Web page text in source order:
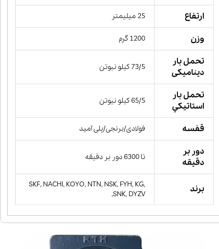
ارتفاع 25 میلیمتر
وزن 1200 گرم
تحمل بار
دینامیکی
73/5 کیلو نیوتن
تحمل بار
استاتيكي
65/5 کیلو نیوتن
قفسه فولادی/برنجی/پلی آمید
دور بر
دقیقه
تا 6300 دور بر دقیقه
برند
SKF, NACHI, KOYO, NTN, NSK, FYH, KG,
SNK, DYZV,